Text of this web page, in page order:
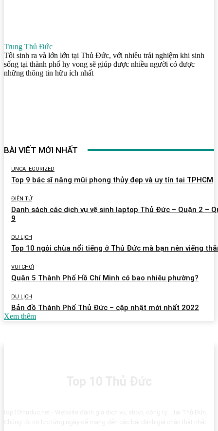
Trung Thủ Đức
Tôi sinh ra và lớn lớn tại Thủ Đức, với nhiều trải nghiệm khi sinh
sống tại thành phố hy vong sẽ giúp được nhiều người có được
những thông tin hữu ích nhất
BÀI VIẾT MỚI NHẤT
UNCATEGORIZED
Top 9 bác sĩ nâng mũi phong thủy đẹp và uy tín tại TPHCM
ĐIỆN TỬ
Danh sách các dịch vụ vệ sinh laptop Thủ Đức – Quận 2 –
9
DU LỊCH
Top 10 ngôi chùa nổi tiếng ở Thủ Đức mà bạn nên viếng
VUI CHƠI
Quận 5 Thành Phố Hồ Chí Minh có bao nhiêu phường?
DU LỊCH
Bản đồ Thành Phố Thủ Đức – cập nhật mới nhất 2022
Xem thêm